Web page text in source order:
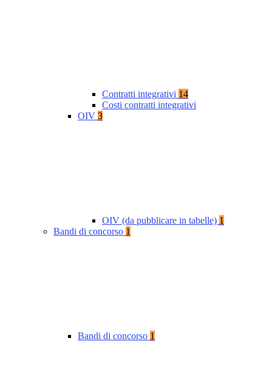
Contratti integrativi 14
Costi contratti integrativi
OIV 3
OIV (da pubblicare in tabelle) 1
Bandi di concorso 1
Bandi di concorso 1